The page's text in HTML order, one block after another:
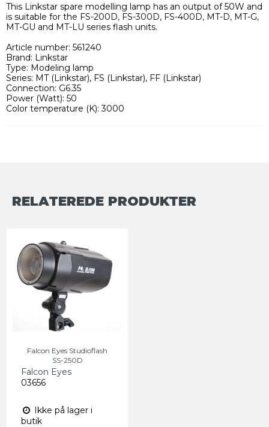
This Linkstar spare modelling lamp has an output of 50W and
is suitable for the FS-200D, FS-300D, FS-400D, MT-D, MT-G,
MT-GU and MT-LU series flash units.
Article number: 561240
Brand: Linkstar
Type: Modeling lamp
Series: MT (Linkstar), FS (Linkstar), FF (Linkstar)
Connection: G6.35
Power (Watt): 50
Color temperature (K): 3000
RELATEREDE PRODUKTER
Falcon Eyes Studioflash
SS-250D
Falcon Eyes
03656
Ikke på lager i
butik